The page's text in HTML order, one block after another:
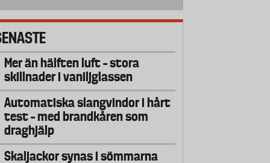
Mer än hälften luft – stora
skillnader i vaniljglassen
Automatiska slangvindor i hårt
test – med brandkåren som
draghjälp
Skaljackor synas i sömmarna